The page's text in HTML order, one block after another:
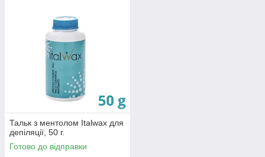
Тальк з ментолом Italwax для
депіляції, 50 г.
Готово до відправки